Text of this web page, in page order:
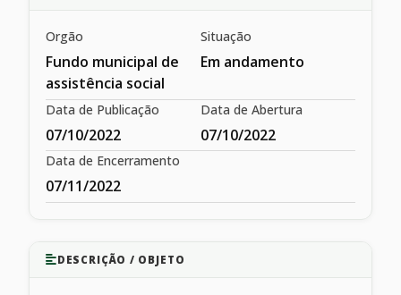
Orgão
Fundo municipal de
assistência social
Situação
Em andamento
Data de Publicação
07/10/2022
Data de Abertura
07/10/2022
Data de Encerramento
07/11/2022
DESCRIÇÃO / OBJETO